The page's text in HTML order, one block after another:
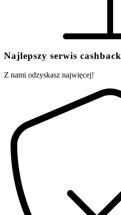
Najlepszy serwis cashback
Z nami odzyskasz najwięcej!